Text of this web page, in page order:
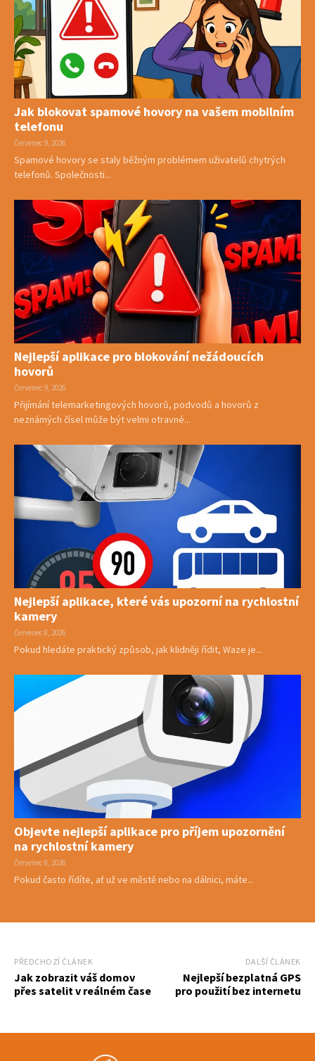
Jak blokovat spamové hovory na vašem mobilním
telefonu
Červenec 9, 2026
Spamové hovory se staly běžným problémem uživatelů chytrých
telefonů. Společnosti...
Nejlepší aplikace pro blokování nežádoucích
hovorů
Červenec 9, 2026
Přijímání telemarketingových hovorů, podvodů a hovorů z
neznámých čísel může být velmi otravné...
Nejlepší aplikace, které vás upozorní na rychlostní
kamery
Červenec 8, 2026
Pokud hledáte praktický způsob, jak klidněji řídit, Waze je...
Objevte nejlepší aplikace pro příjem upozornění
na rychlostní kamery
Červenec 8, 2026
Pokud často řídíte, ať už ve městě nebo na dálnici, máte...
PŘEDCHOZÍ ČLÁNEK
Jak zobrazit váš domov
přes satelit v reálném čase
DALŠÍ ČLÁNEK
Nejlepší bezplatná GPS
pro použití bez internetu